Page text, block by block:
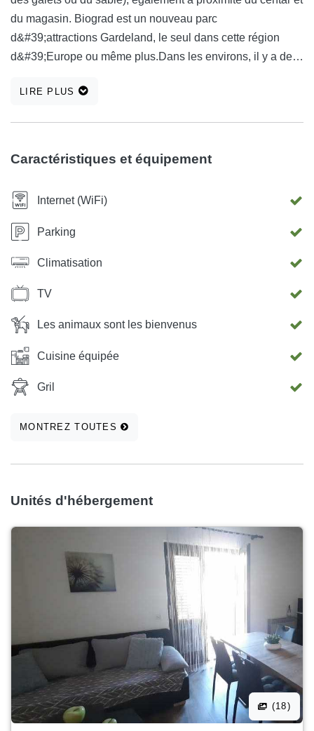
du magasin. Biograd est un nouveau parc
d&#39;attractions Gardeland, le seul dans cette région
d&#39;Europe ou même plus.Dans les environs, il y a des
cascades de Krka.Mais c&#39;est le meilleur que vous
LIRE PLUS
Caractéristiques et équipement
Internet (WiFi)
Parking
Climatisation
TV
Les animaux sont les bienvenus
Cuisine équipée
Gril
MONTREZ TOUTES
Unités d'hébergement
(18)